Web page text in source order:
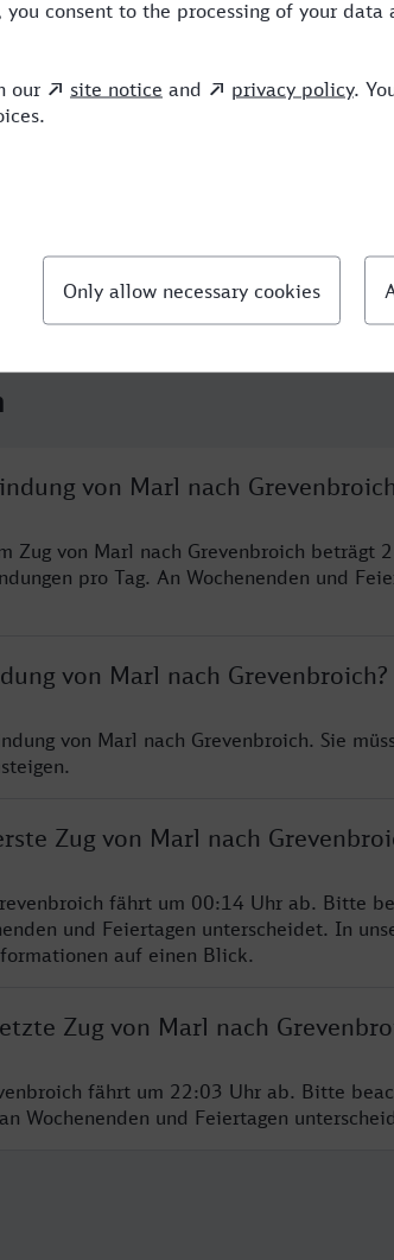
von Marl nach
Zug von Marl nach Grevenbroich beträgt
pro Tag. An Wochenenden und
von Marl nach Grevenbroich?
von Marl nach Grevenbroich. Sie
Zug von Marl nach
fährt um 00:14 Uhr ab. Bitte
und Feiertagen unterscheidet. In
auf einen Blick.
Zug von Marl nach
fährt um 22:03 Uhr ab. Bitte
Wochenenden und Feiertagen